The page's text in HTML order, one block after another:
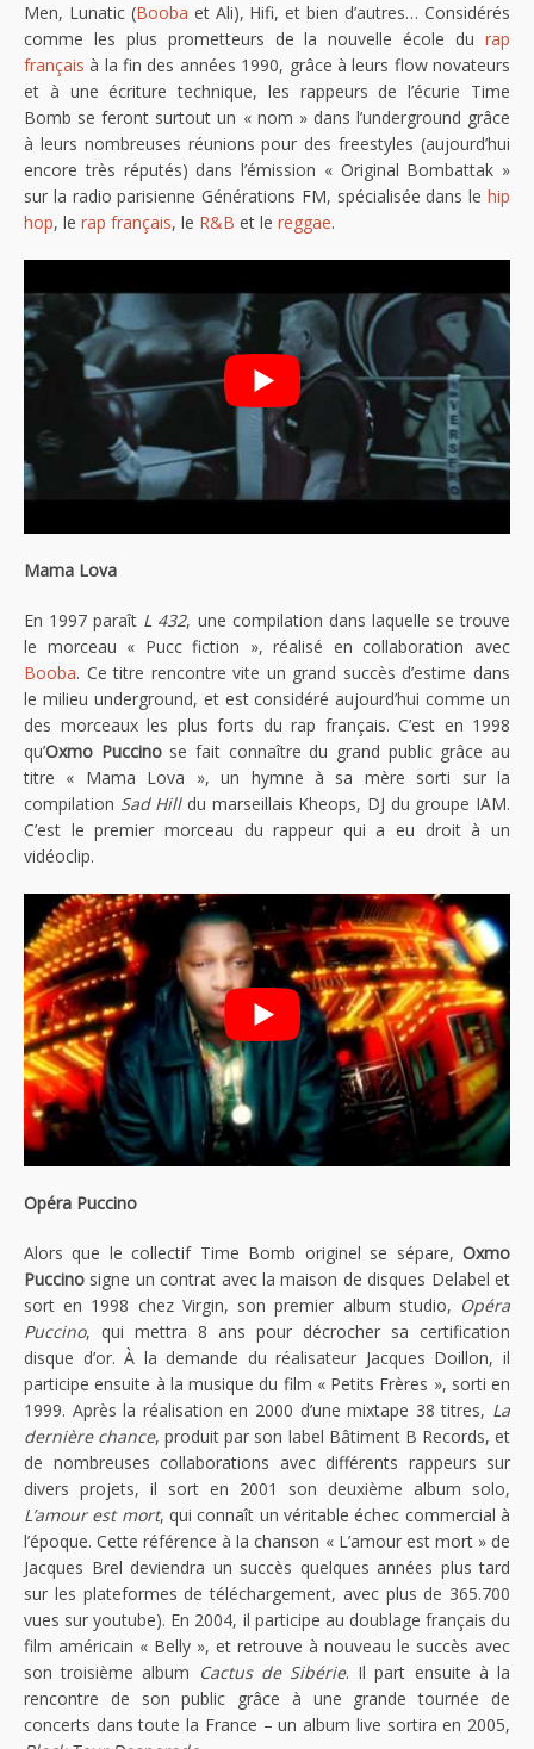
Men, Lunatic (Booba et Ali), Hifi, et bien d’autres… Considérés
comme les plus prometteurs de la nouvelle école du rap
français à la fin des années 1990, grâce à leurs flow novateurs
et à une écriture technique, les rappeurs de l’écurie Time
Bomb se feront surtout un « nom » dans l’underground grâce
à leurs nombreuses réunions pour des freestyles (aujourd’hui
encore très réputés) dans l’émission « Original Bombattak »
sur la radio parisienne Générations FM, spécialisée dans le hip
hop, le rap français, le R&B et le reggae.
Mama Lova
En 1997 paraît L 432, une compilation dans laquelle se trouve
le morceau « Pucc fiction », réalisé en collaboration avec
Booba. Ce titre rencontre vite un grand succès d’estime dans
le milieu underground, et est considéré aujourd’hui comme un
des morceaux les plus forts du rap français. C’est en 1998
qu’Oxmo Puccinose fait connaître du grand public grâce au
titre « Mama Lova », un hymne à sa mère sorti sur la
compilation Sad Hilldu marseillais Kheops, DJ du groupe IAM.
C’est le premier morceau du rappeur qui a eu droit à un
vidéoclip.
Opéra Puccino
Alors que le collectif Time Bomb originel se sépare, Oxmo
Puccino signe un contrat avec la maison de disques Delabel et
sort en 1998 chez Virgin, son premier album studio, Opéra
Puccino, qui mettra 8 ans pour décrocher sa certification
disque d’or. À la demande du réalisateur Jacques Doillon, il
participe ensuite à la musique du film « Petits Frères », sorti en
1999. Après la réalisation en 2000 d’une mixtape 38 titres, La
dernière chance, produit par son label Bâtiment B Records, et
de nombreuses collaborations avec différents rappeurs sur
divers projets, il sort en 2001 son deuxième album solo,
L’amour est mort, qui connaît un véritable échec commercial à
l’époque. Cette référence à la chanson « L’amour est mort » de
Jacques Brel deviendra un succès quelques années plus tard
sur les plateformes de téléchargement, avec plus de 365.700
vues sur youtube). En 2004, il participe au doublage français du
film américain « Belly », et retrouve à nouveau le succès avec
son troisième album Cactus de Sibérie. Il part ensuite à la
rencontre de son public grâce à une grande tournée de
concerts dans toute la France – un album live sortira en 2005,